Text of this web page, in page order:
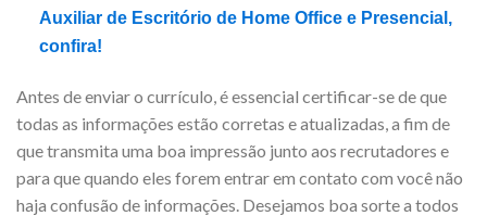
Auxiliar de Escritório de Home Office e Presencial,
confira!
Antes de enviar o currículo, é essencial certificar-se de que
todas as informações estão corretas e atualizadas, a fim de
que transmita uma boa impressão junto aos recrutadores e
para que quando eles forem entrar em contato com você não
haja confusão de informações. Desejamos boa sorte a todos